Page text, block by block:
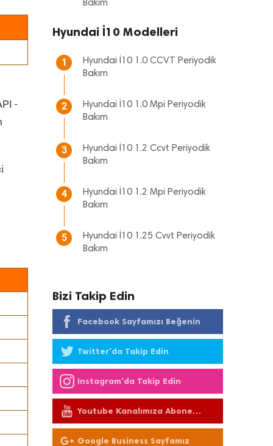
-
Bakım
Hyundai İ10 Modelleri
1
Hyundai İ10 1.0 CCVT Periyodik
Bakım
2
Hyundai İ10 1.0 Mpi Periyodik
Bakım
3
Hyundai İ10 1.2 Ccvt Periyodik
Bakım
4
Hyundai İ10 1.2 Mpi Periyodik
Bakım
5
Hyundai İ10 1.25 Cvvt Periyodik
Bakım
Bizi Takip Edin
Facebook Sayfamızı Beğenin
Twitter'da Takip Edin
Instagram'da Takip Edin
Youtube Kanalımıza Abone
Olun
Google Business Sayfamız